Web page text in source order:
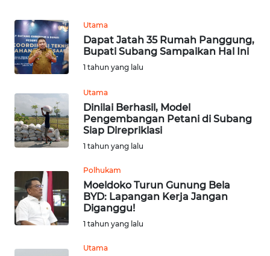
Utama
Dapat Jatah 35 Rumah Panggung,
Bupati Subang Sampaikan Hal Ini
1 tahun yang lalu
Utama
Dinilai Berhasil, Model
Pengembangan Petani di Subang
Siap Direpriklasi
1 tahun yang lalu
Polhukam
Moeldoko Turun Gunung Bela
BYD: Lapangan Kerja Jangan
Diganggu!
1 tahun yang lalu
Utama
WN
KALTENG
WN
WN
KALSEL
KALTIM
WN
SULSEL
WN